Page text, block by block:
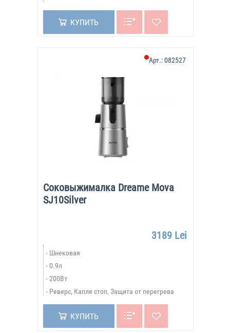
КУПИТЬ
Соковыжималка Dreame Mova
SJ10Silver
Арт.:082527
3189 Lei
Шнековая
0.9л
200Вт
Реверс, Капля стоп, Защита от перегрева
КУПИТЬ